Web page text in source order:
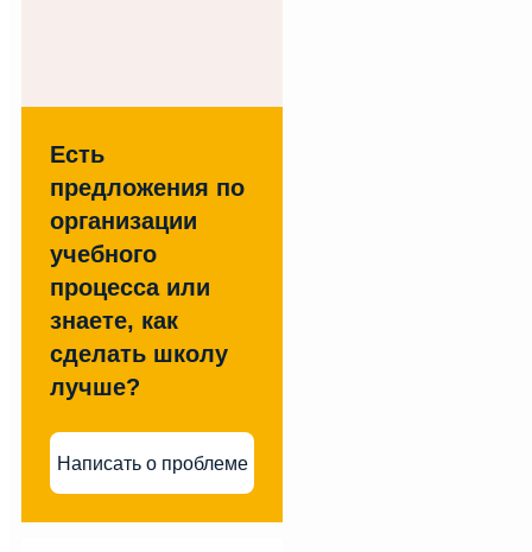
Есть
предложения по
организации
учебного
процесса или
знаете, как
сделать школу
лучше?
Написать о проблеме